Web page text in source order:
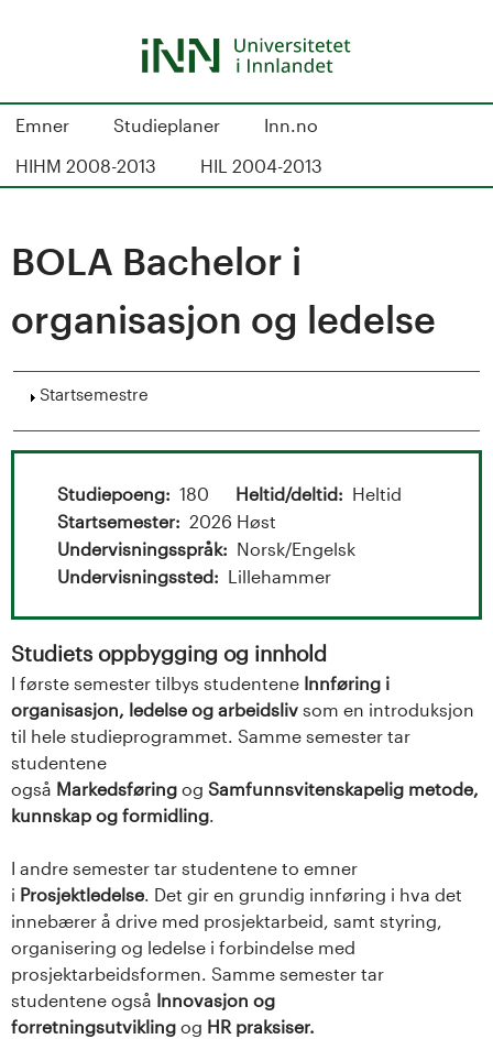
S
d
a
o
g
U
n
v
e
r
s
Emner Studieplaner
Inn.no
HIHM 2008-2013
HIL 2004-2013
BOLA Bachelor i
organisasjon og ledelse
Vis
Startsemestre
Studiepoeng 180 Heltid/deltid
Heltid
Startsemester
2026 Høst
Undervisningsspråk
Norsk/Engelsk
Undervisningssted
Lillehammer
Studiets oppbygging og innhold
I første semester tilbys studentene Innføring i
organisasjon, ledelse og arbeidsliv som en introduksjon
til hele studieprogrammet. Samme semester tar
studentene
også Markedsføring og Samfunnsvitenskapelig metode,
kunnskap og formidling.
I andre semester tar studentene to emner
i Prosjektledelse. Det gir en grundig innføring i hva det
innebærer å drive med prosjektarbeid, samt styring,
organisering og ledelse i forbindelse med
prosjektarbeidsformen. Samme semester tar
studentene også Innovasjon og
forretningsutvikling og HR praksiser.